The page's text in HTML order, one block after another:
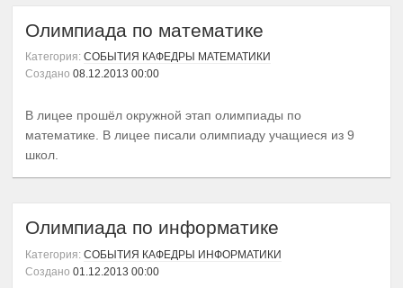
Олимпиада по математике
Категория: СОБЫТИЯ КАФЕДРЫ МАТЕМАТИКИ
Создано 08.12.2013 00:00
В лицее прошёл окружной этап олимпиады по
математике. В лицее писали олимпиаду учащиеся из 9
школ.
Олимпиада по информатике
Категория: СОБЫТИЯ КАФЕДРЫ ИНФОРМАТИКИ
Создано 01.12.2013 00:00